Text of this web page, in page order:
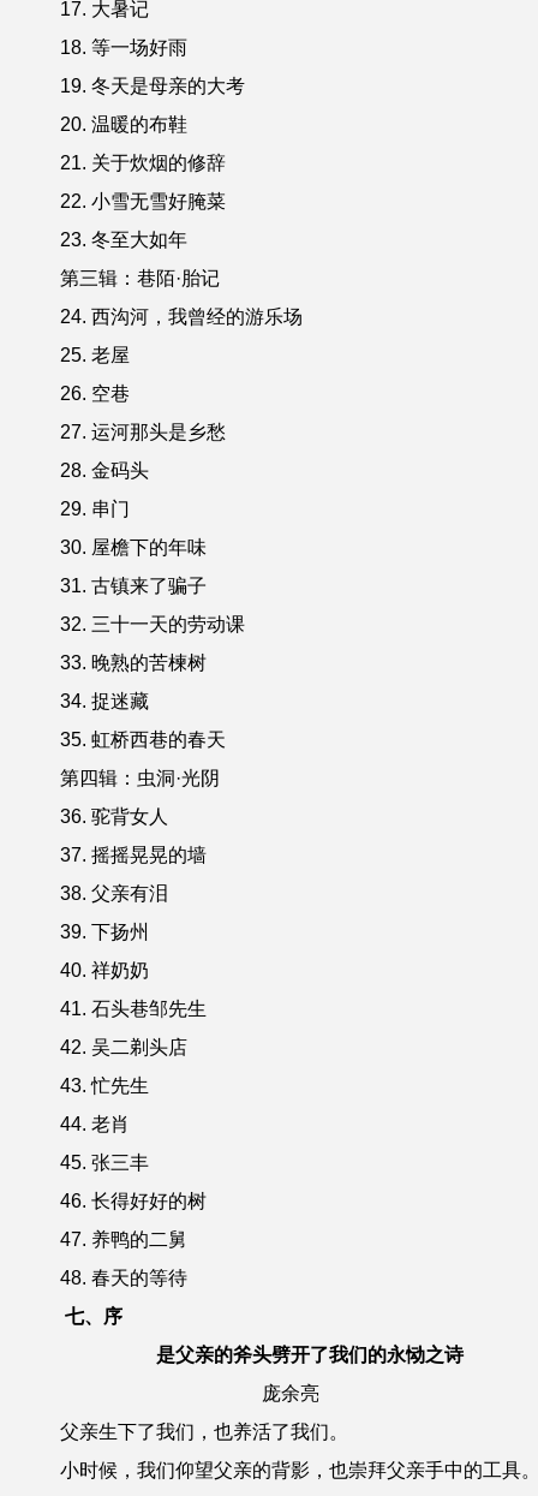
17. 大暑记
18. 等一场好雨
19. 冬天是母亲的大考
20. 温暖的布鞋
21. 关于炊烟的修辞
22. 小雪无雪好腌菜
23. 冬至大如年
第三辑：巷陌·胎记
24. 西沟河，我曾经的游乐场
25. 老屋
26. 空巷
27. 运河那头是乡愁
28. 金码头
29. 串门
30. 屋檐下的年味
31. 古镇来了骗子
32. 三十一天的劳动课
33. 晚熟的苦楝树
34. 捉迷藏
35. 虹桥西巷的春天
第四辑：虫洞·光阴
36. 驼背女人
37. 摇摇晃晃的墙
38. 父亲有泪
39. 下扬州
40. 祥奶奶
41. 石头巷邹先生
42. 吴二剃头店
43. 忙先生
44. 老肖
45. 张三丰
46. 长得好好的树
47. 养鸭的二舅
48. 春天的等待
七、序
是父亲的斧头劈开了我们的永恸之诗
庞余亮
父亲生下了我们，也养活了我们。
小时候，我们仰望父亲的背影，也崇拜父亲手中的工具